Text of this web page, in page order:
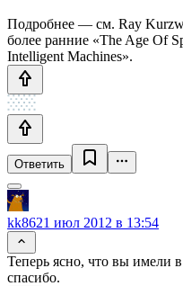
Подробнее — см. Ray
более ранние «The Age Of
Intelligent Machines».
Ответить
kk8621 июл 2012 в 13:54
Теперь ясно, что вы имели
спасибо.